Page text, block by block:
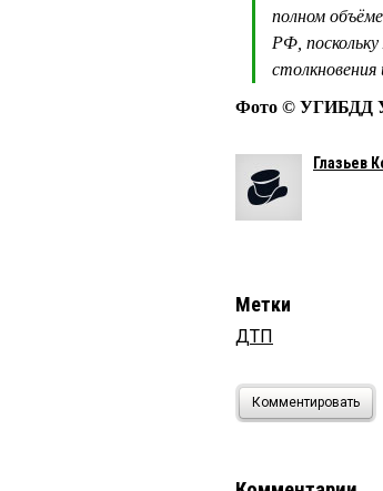
полном
РФ,
Фото © УГИБДД
Глазьев
Метки
ДТП
Комментировать